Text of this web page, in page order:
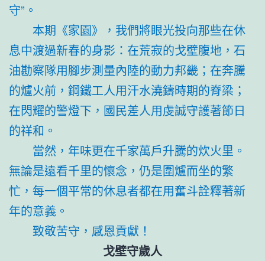
守”。
本期《家園》，我們將眼光投向那些在休
息中渡過新春的身影：在荒寂的戈壁腹地，石
油勘察隊用腳步測量內陸的動力邦畿；在奔騰
的爐火前，鋼鐵工人用汗水澆鑄時期的脊梁；
在閃耀的警燈下，國民差人用虔誠守護著節日
的祥和。
當然，年味更在千家萬戶升騰的炊火里。
無論是遠看千里的懷念，仍是圍爐而坐的繁
忙，每一個平常的休息者都在用奮斗詮釋著新
年的意義。
致敬苦守，感恩貢獻！
戈壁守歲人